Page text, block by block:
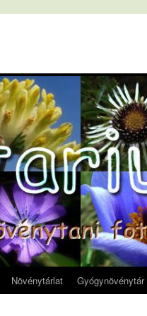
Növénytárlat Gyógynövénytár